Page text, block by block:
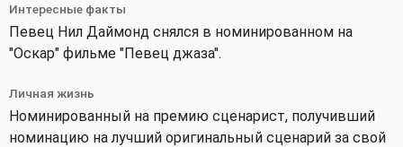
Интересные факты
Певец Нил Даймонд снялся в номинированном на
"Оскар" фильме "Певец джаза".
Личная жизнь
Номинированный на премию сценарист, получивший
номинацию на лучший оригинальный сценарий за свой